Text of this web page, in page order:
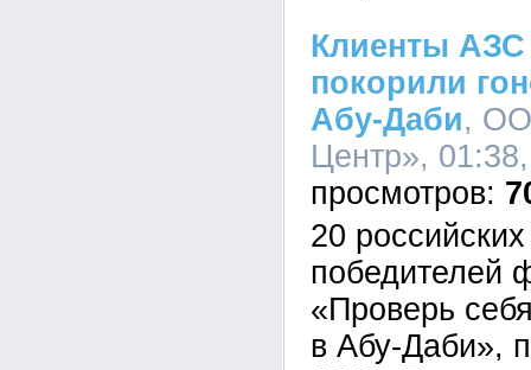
Клиенты АЗС
покорили
Абу-Даби,
Центр»,
20
победителей
«Проверь
в Абу-Даби»,